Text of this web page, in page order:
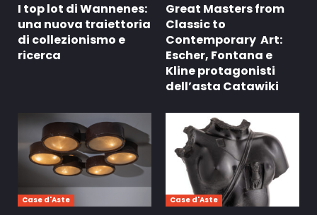
I top lot di Wannenes:
una nuova traiettoria
di collezionismo e
ricerca
Great Masters from
Classic to
Contemporary Art:
Escher, Fontana e
Kline protagonisti
dell’asta Catawiki
Case d'Aste Case d'Aste